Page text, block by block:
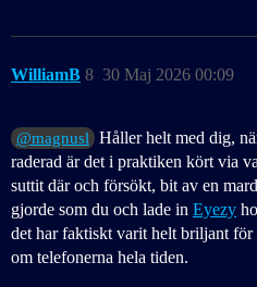
WilliamB 30 Maj 2026 00:09
8
@magnusl Håller helt med dig,
raderad är det i praktiken kört via
suttit där och försökt, bit av en
gjorde som du och lade in Eyezy
det har faktiskt varit helt briljant för
om telefonerna hela tiden.